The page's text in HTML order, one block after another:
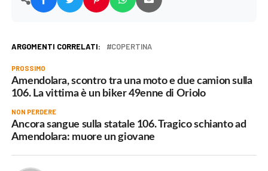
ARGOMENTI CORRELATI: COPERTINA
PROSSIMO
Amendolara, scontro tra una moto e due camion sulla
106. La vittima è un biker 49enne di Oriolo
NON PERDERE
Ancora sangue sulla statale 106. Tragico schianto ad
Amendolara: muore un giovane